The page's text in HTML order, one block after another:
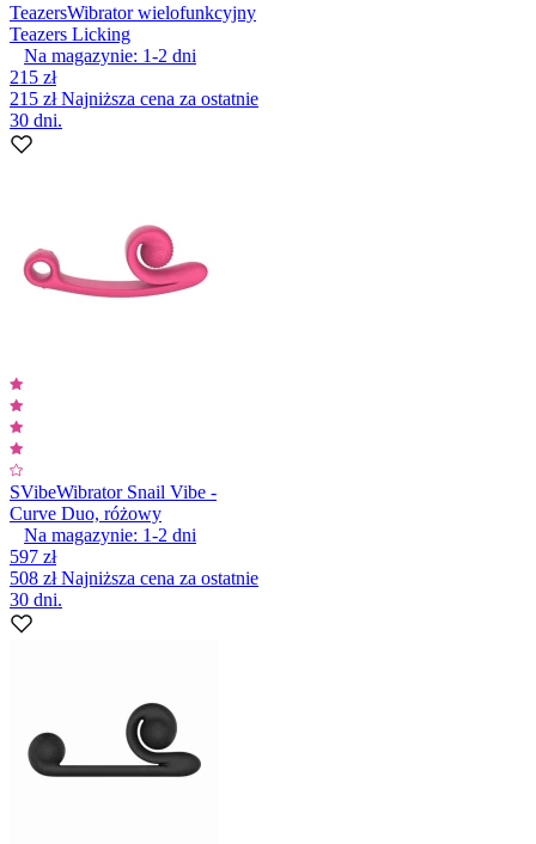
TeazersWibrator wielofunkcyjny
Teazers Licking
Na magazynie: 1-2 dni
215 zł
215 złNajniższa cena za ostatnie
30 dni.
SVibeWibrator Snail Vibe -
Curve Duo, różowy
Na magazynie: 1-2 dni
597 zł
508 złNajniższa cena za ostatnie
30 dni.